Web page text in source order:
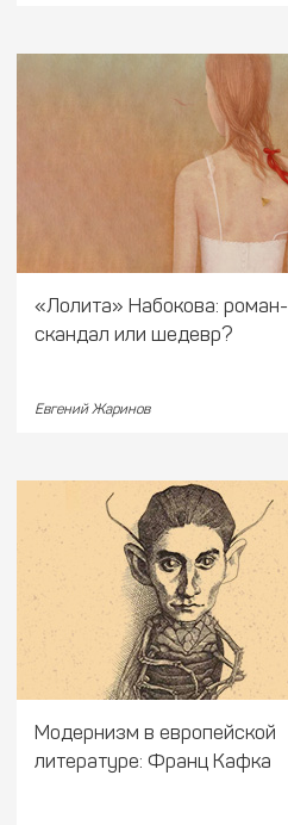
«Лолита» Набокова: роман-
скандал или шедевр?
Евгений Жаринов
Модернизм в европейской
литературе: Франц Кафка